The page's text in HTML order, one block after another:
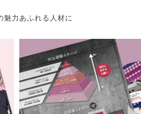
魅力あふれる人材に